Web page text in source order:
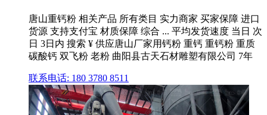
唐山重钙粉 相关产品 所有类目 实力商家 买家保障 进口
货源 支持支付宝 材质保障 综合 ... 平均发货速度 当日 次
日 3日内 搜索 ¥ 供应唐山厂家用钙粉 重钙 重钙粉 重质
碳酸钙 双飞粉 老粉 曲阳县古天石材雕塑有限公司 7年
联系电话: 180 3780 8511